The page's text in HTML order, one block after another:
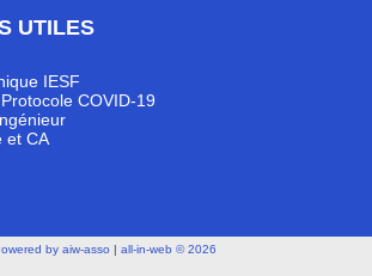
UTILES
IESF
COVID-19
et CA
by aiw-asso | all-in-web © 2026